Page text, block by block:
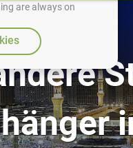
are always on